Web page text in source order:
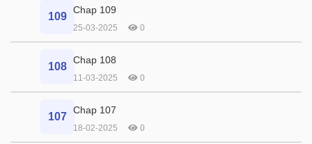
109
Chap 109
25-03-2025 0
108
Chap 108
11-03-2025 0
107
Chap 107
18-02-2025 0